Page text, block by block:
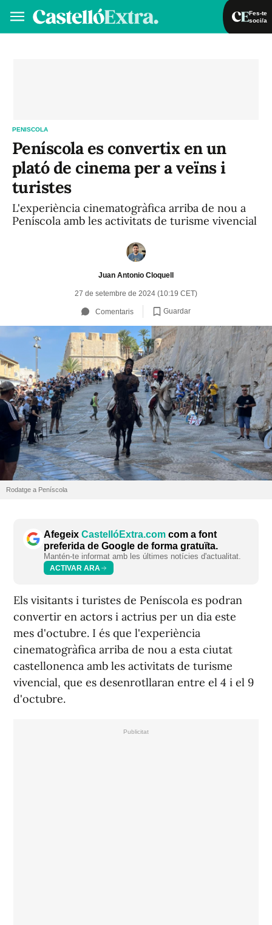
Fes-te
soci/a
PENISCOLA
Peníscola es convertix en un
plató de cinema per a veïns i
turistes
L'experiència cinematogràfica arriba de nou a
Peníscola amb les activitats de turisme vivencial
Juan Antonio Cloquell
27 de setembre de 2024 (10:19 CET)
Comentaris Guardar
Rodatge a Peníscola
Afegeix CastellóExtra.com com a font
preferida de Google de forma gratuïta.
Mantén-te informat amb les últimes notícies d'actualitat.
ACTIVAR ARA
Els visitants i turistes de Peníscola es podran
convertir en actors i actrius per un dia este
mes d'octubre. I és que l'experiència
cinematogràfica arriba de nou a esta ciutat
castellonenca amb les activitats de turisme
vivencial, que es desenrotllaran entre el 4 i el 9
d'octubre.